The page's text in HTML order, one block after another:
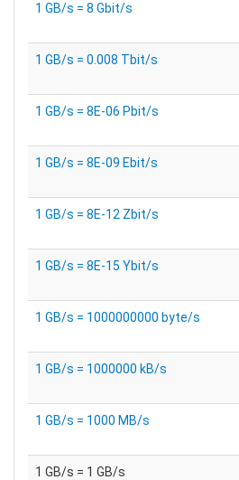
1 GB/s = 8 Gbit/s
1 GB/s = 0.008 Tbit/s
1 GB/s = 8E-06 Pbit/s
1 GB/s = 8E-09 Ebit/s
1 GB/s = 8E-12 Zbit/s
1 GB/s = 8E-15 Ybit/s
1 GB/s = 1000000000 byte/s
1 GB/s = 1000000 kB/s
1 GB/s = 1000 MB/s
1 GB/s = 1 GB/s